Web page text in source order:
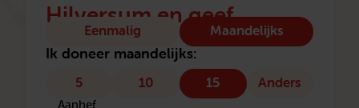
Hilversum en geef
Type
donatieEenmalig Maandelijks
Ik doneer maandelijks:
5 10 15 Anders
Aanhef